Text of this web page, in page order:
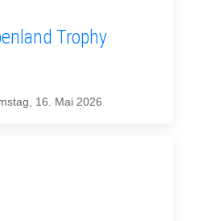
Trophy
16. Mai 2026